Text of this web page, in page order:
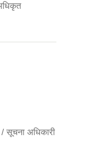
सूचना अधिकारी